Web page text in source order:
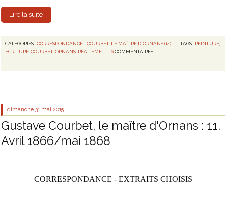
Lire la suite
CATÉGORIES :CORRESPONDANCE - COURBET, LE MAÎTRE D'ORNANS (14) TAGS : PEINTURE
ÉCRITURE ,COURBET,ORNANS RÉALISME 6 COMMENTAIRES
dimanche 31 mai 2015
Gustave Courbet, le maître d'Ornans : 11.
Avril 1866/mai 1868
CORRESPONDANCE - EXTRAITS CHOISIS